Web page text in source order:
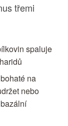
třemi
spaluje
na
nebo